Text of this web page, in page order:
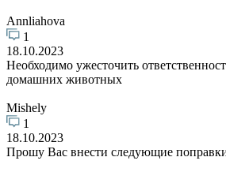
Annliahova
1
18.10.2023
Необходимо ужесточить
домашних животных
Mishely
1
18.10.2023
Прошу Вас внести следующие